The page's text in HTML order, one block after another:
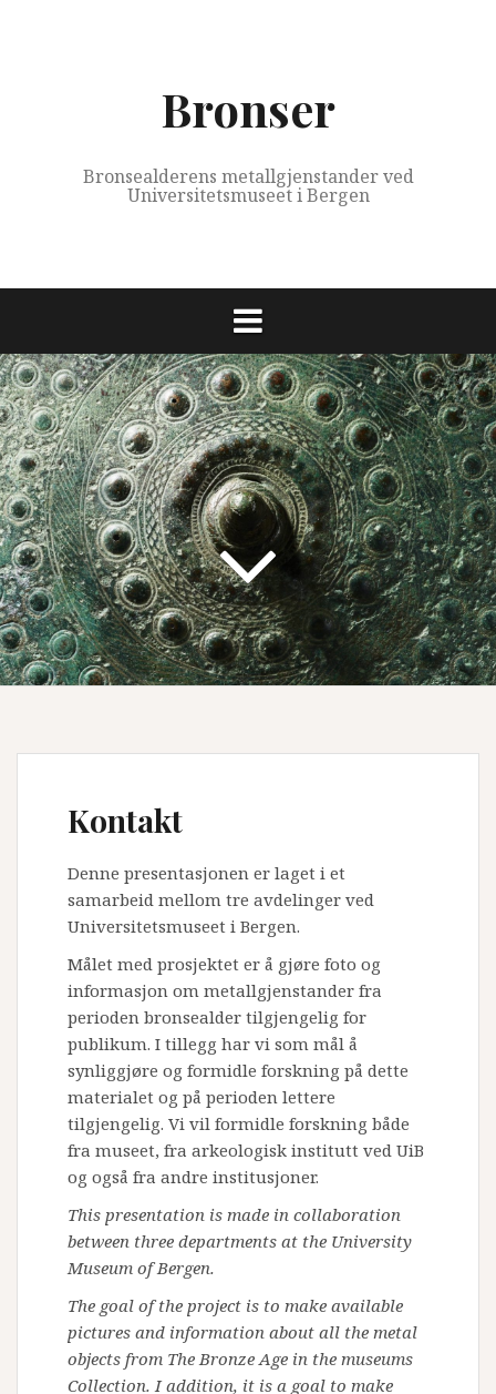
Bronser
Bronsealderens metallgjenstander ved
Universitetsmuseet i Bergen
Kontakt
Denne presentasjonen er laget i et
samarbeid mellom tre avdelinger ved
Universitetsmuseet i Bergen.
Målet med prosjektet er å gjøre foto og
informasjon om metallgjenstander fra
perioden bronsealder tilgjengelig for
publikum. I tillegg har vi som mål å
synliggjøre og formidle forskning på dette
materialet og på perioden lettere
tilgjengelig. Vi vil formidle forskning både
fra museet, fra arkeologisk institutt ved UiB
og også fra andre institusjoner.
This presentation is made in collaboration
between three departments at the University
Museum of Bergen.
The goal of the project is to make available
pictures and information about all the metal
objects from The Bronze Age in the museums
Collection. I addition, it is a goal to make